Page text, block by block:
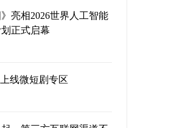
亮相2026世界人工智能
正式启幕
线微短剧专区